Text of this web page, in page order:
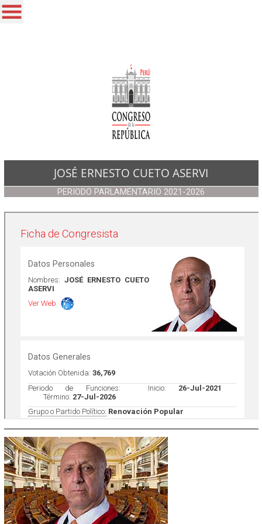
/*
JOSÉ ERNESTO CUETO ASERVI
PERIODO PARLAMENTARIO 2021-2026